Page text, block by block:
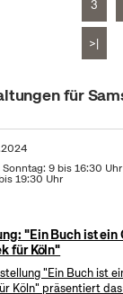
3
>|
für
9 bis 16:30 Uhr
19:30 Uhr
"Ein Buch ist ein
für Köln"
"Ein Buch ist
Köln" präsentiert